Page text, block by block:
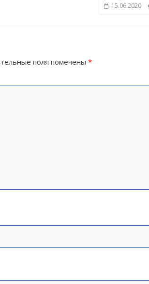
15.06.2020
поля помечены *